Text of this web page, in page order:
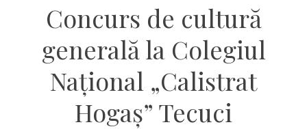
Concurs de cultură
generală la Colegiul
Național „Calistrat
Hogaș” Tecuci